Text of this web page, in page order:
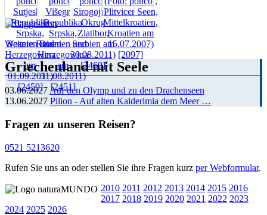
Weitere Reisen
Griechenland mit Seele
03.06.2027 Auf den Olymp und zu den Drachenseen
13.06.2027 Pilion - Auf alten Kalderimia dem Meer …
Fragen zu unseren Reisen?
0521 5213620
Rufen Sie uns an oder stellen Sie ihre Fragen kurz per Webformular.
2010 2011 2012 2013 2014 2015 2016
2017 2018 2019 2020 2021 2022 2023
2024 2025 2026